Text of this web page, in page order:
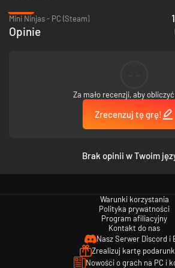
wyzwanie większości zapalonych graczy. A
rozgrywki przenoszą ją wprost w XXI wiek. Bij
odkrywaj tajemnice ukryte na każdym poziomie
Mini Ninjas - PC (Steam)
Opinie
Za mało recenzji, aby
Zrecenzuj tę grę!
Brak opinii w Twoim
Warunki korzystania
Polityka prywatności
Program afiliacyjny
Kontakt do nas
Nasz Serwer Discord i
Zrealizuj kartę
Nowości o grach na PC i